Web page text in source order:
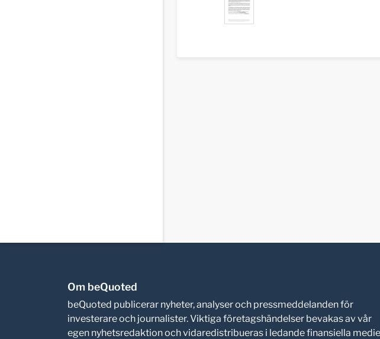
Om beQuoted
beQuoted publicerar nyheter, analyser och pressmeddelanden för
investerare och journalister. Viktiga företagshändelser bevakas av vår
egen nyhetsredaktion och vidaredistribueras i ledande finansiella